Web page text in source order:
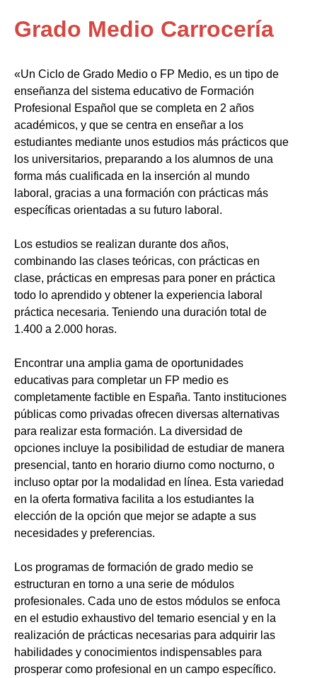
Grado Medio Carrocería
«Un Ciclo de Grado Medio o FP Medio, es un tipo de
enseñanza del sistema educativo de Formación
Profesional Español que se completa en 2 años
académicos, y que se centra en enseñar a los
estudiantes mediante unos estudios más prácticos que
los universitarios, preparando a los alumnos de una
forma más cualificada en la inserción al mundo
laboral, gracias a una formación con prácticas más
específicas orientadas a su futuro laboral.
Los estudios se realizan durante dos años,
combinando las clases teóricas, con prácticas en
clase, prácticas en empresas para poner en práctica
todo lo aprendido y obtener la experiencia laboral
práctica necesaria. Teniendo una duración total de
1.400 a 2.000 horas.
Encontrar una amplia gama de oportunidades
educativas para completar un FP medio es
completamente factible en España. Tanto instituciones
públicas como privadas ofrecen diversas alternativas
para realizar esta formación. La diversidad de
opciones incluye la posibilidad de estudiar de manera
presencial, tanto en horario diurno como nocturno, o
incluso optar por la modalidad en línea. Esta variedad
en la oferta formativa facilita a los estudiantes la
elección de la opción que mejor se adapte a sus
necesidades y preferencias.
Los programas de formación de grado medio se
estructuran en torno a una serie de módulos
profesionales. Cada uno de estos módulos se enfoca
en el estudio exhaustivo del temario esencial y en la
realización de prácticas necesarias para adquirir las
habilidades y conocimientos indispensables para
prosperar como profesional en un campo específico.